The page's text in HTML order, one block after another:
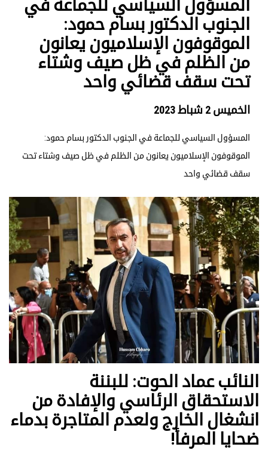
المسؤول السياسي للجماعة في
الجنوب الدكتور بسام حمود:
الموقوفون الإسلاميون يعانون
من الظلم في ظل صيف وشتاء
تحت سقف قضائي واحد
الخميس 2 شباط 2023
المسؤول السياسي للجماعة في الجنوب الدكتور بسام حمود:
الموقوفون الإسلاميون يعانون من الظلم في ظل صيف وشتاء تحت
سقف قضائي واحد
النائب عماد الحوت: للبننة
الاستحقاق الرئاسي والإفادة من
انشغال الخارج ولعدم المتاجرة بدماء
ضحايا المرفأ!